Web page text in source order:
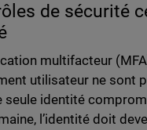
de sécurité
multifacteur
utilisateur ne sont
seule identité
l’identité doit